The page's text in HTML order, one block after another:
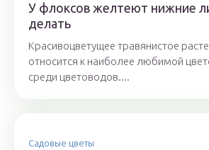
У флоксов желтеют нижние
делать
Красивоцветущее травянистое
относится к наиболее любимой
среди цветоводов....
Садовые цветы